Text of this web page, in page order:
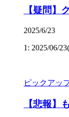
【疑問】
2025/6/23
1: 2025/06/
ピックアッ
【悲報】